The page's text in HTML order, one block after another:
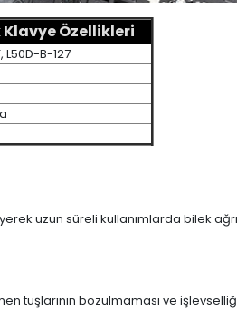
Klavye Özellikleri
L50D-B-127
uzun süreli kullanımlarda bilek
tuşlarının bozulmaması ve